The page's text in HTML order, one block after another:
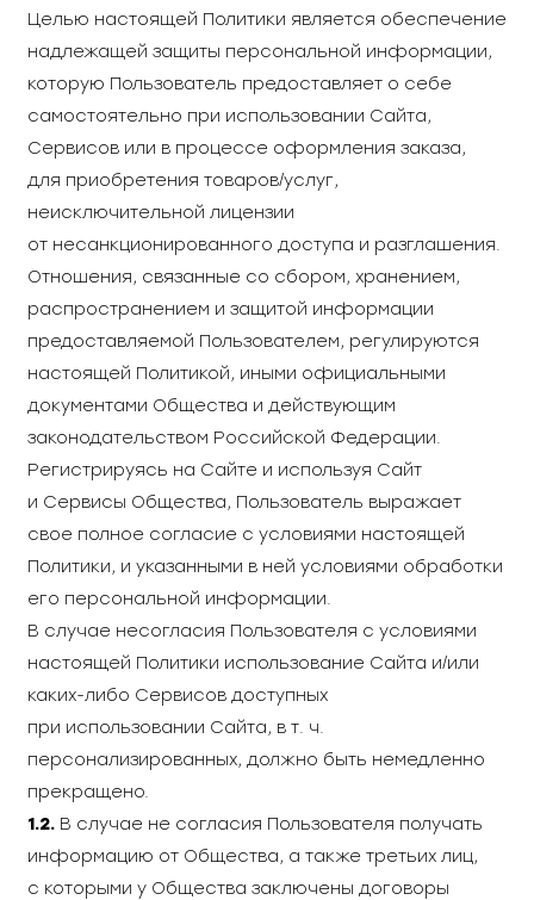
Целью настоящей Политики является обеспечение
надлежащей защиты персональной информации,
которую Пользователь предоставляет о себе
самостоятельно при использовании Сайта,
Сервисов или в процессе оформления заказа,
для приобретения товаров/услуг,
неисключительной лицензии
от несанкционированного доступа и разглашения.
Отношения, связанные со сбором, хранением,
распространением и защитой информации
предоставляемой Пользователем, регулируются
настоящей Политикой, иными официальными
документами Общества и действующим
законодательством Российской Федерации.
Регистрируясь на Сайте и используя Сайт
и Сервисы Общества, Пользователь выражает
свое полное согласие с условиями настоящей
Политики, и указанными в ней условиями обработки
его персональной информации.
В случае несогласия Пользователя с условиями
настоящей Политики использование Сайта и/или
каких-либо Сервисов доступных
при использовании Сайта, в т. ч.
персонализированных, должно быть немедленно
прекращено.
1.2. В случае не согласия Пользователя получать
информацию от Общества, а также третьих лиц,
с которыми у Общества заключены договоры